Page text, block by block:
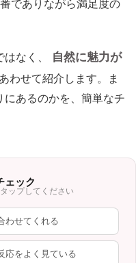
でありながら満足度の
なく、
自然に魅力が
わせて紹介します。ま
あるのかを、簡単なチ
ェック
ップしてください
わせてくれる
応をよく見ている